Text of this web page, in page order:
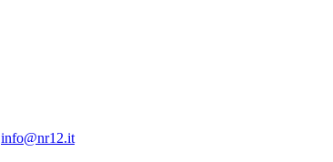
info@nr12.it